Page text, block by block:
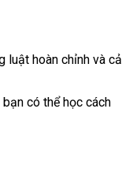
hoàn chỉnh và cả
có thể học cách